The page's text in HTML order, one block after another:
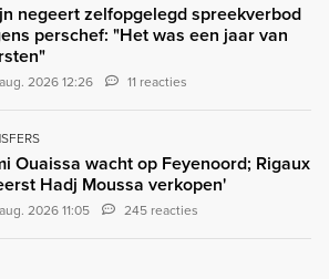
negeert zelfopgelegd spreekverbod
perschef: "Het was een jaar van
2026 12:26 11 reacties
Ouaissa wacht op Feyenoord; Rigaux
Hadj Moussa verkopen'
2026 11:05 245 reacties